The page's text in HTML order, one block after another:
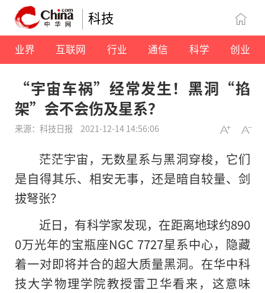
科技
业界 互联网 行业 通信 科学 创业
“宇宙车祸”经常发生！黑洞“掐
架”会不会伤及星系？
来源：科技日报 2021-12-14 14:56:06
茫茫宇宙，无数星系与黑洞穿梭，它们
是自得其乐、相安无事，还是暗自较量、剑
拔弩张？
近日，有科学家发现，在距离地球约890
0万光年的宝瓶座NGC 7727星系中心，隐藏
着一对即将并合的超大质量黑洞。在华中科
技大学物理学院教授雷卫华看来，这意味